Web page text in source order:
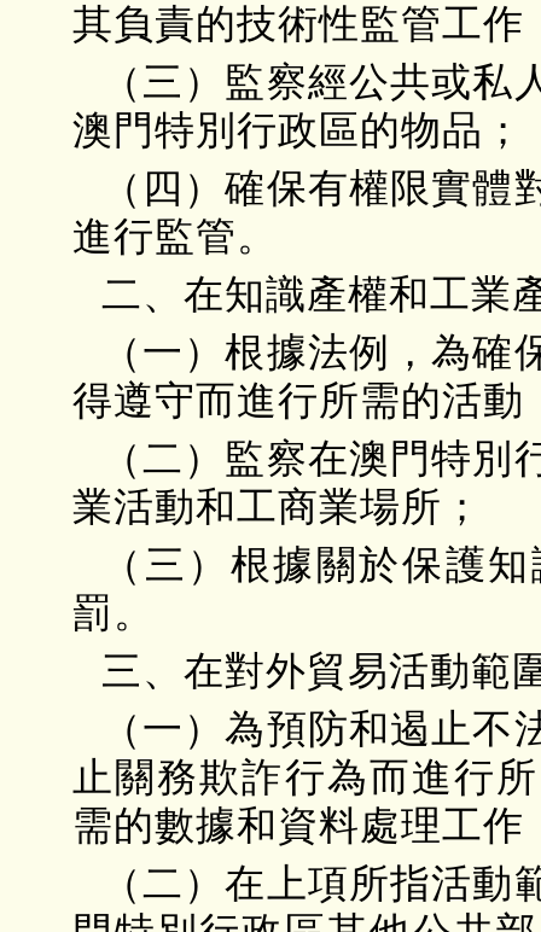
其負責的技術性監管工作
（三）監察經公共或
澳門特別行政區的物品；
（四）確保有權限實
進行監管。
二、在知識產權和工業
（一）根據法例，為
得遵守而進行所需的活動
（二）監察在澳門特
業活動和工商業場所；
（三）根據關於保護
罰。
三、在對外貿易活動範
（一）為預防和遏止
止關務欺詐行為而進行
需的數據和資料處理工作
（二）在上項所指活